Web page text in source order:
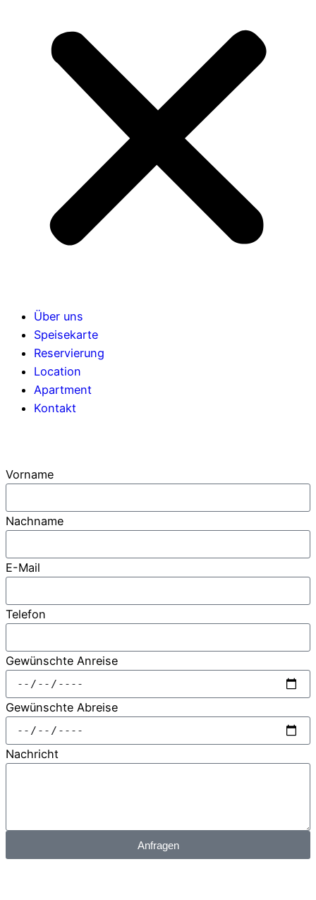
Über uns
Speisekarte
Reservierung
Location
Apartment
Kontakt
Vorname
Nachname
E-Mail
Telefon
Gewünschte Anreise
Gewünschte Abreise
Nachricht
Anfragen